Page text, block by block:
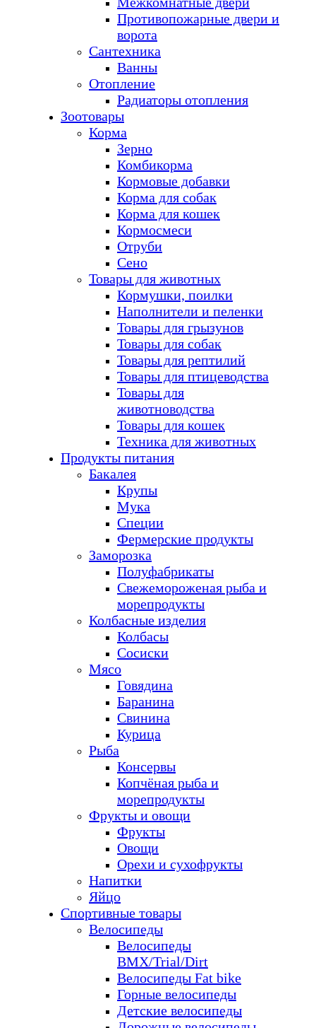
Противопожарные двери и
ворота
Сантехника
Ванны
Отопление
Радиаторы отопления
Зоотовары
Корма
Зерно
Комбикорма
Кормовые добавки
Корма для собак
Корма для кошек
Кормосмеси
Отруби
Сено
Товары для животных
Кормушки, поилки
Наполнители и пеленки
Товары для грызунов
Товары для собак
Товары для рептилий
Товары для птицеводства
Товары для
животноводства
Товары для кошек
Техника для животных
Продукты питания
Бакалея
Крупы
Мука
Специи
Фермерские продукты
Заморозка
Полуфабрикаты
Свежемороженая рыба и
морепродукты
Колбасные изделия
Колбасы
Сосиски
Мясо
Говядина
Баранина
Свинина
Курица
Рыба
Консервы
Копчёная рыба и
морепродукты
Фрукты и овощи
Фрукты
Овощи
Орехи и сухофрукты
Напитки
Яйцо
Спортивные товары
Велосипеды
Велосипеды
BMX/Trial/Dirt
Велосипеды Fat bike
Горные велосипеды
Детские велосипеды